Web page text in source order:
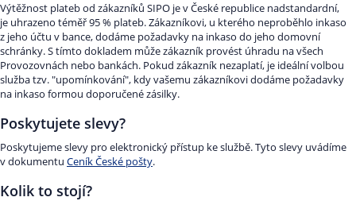
Výtěžnost plateb od zákazníků SIPO je v České republice nadstandardní,
je uhrazeno téměř 95 % plateb. Zákazníkovi, u kterého neproběhlo inkaso
z jeho účtu v bance, dodáme požadavky na inkaso do jeho domovní
schránky. S tímto dokladem může zákazník provést úhradu na všech
Provozovnách nebo bankách. Pokud zákazník nezaplatí, je ideální volbou
služba tzv. "upomínkování", kdy vašemu zákazníkovi dodáme požadavky
na inkaso formou doporučené zásilky.
Poskytujete slevy?
Poskytujeme slevy pro elektronický přístup ke službě. Tyto slevy uvádíme
v dokumentu Ceník České pošty.
Kolik to stojí?